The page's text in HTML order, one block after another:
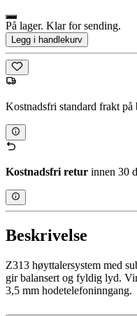
På lager. Klar for sending.
Legg i handlekurv
Kostnadsfri standard frakt
Kostnadsfri retur innen 30
Beskrivelse
Z313 høyttalersystem med
gir balansert og fyldig lyd.
3,5 mm hodetelefoninngang.